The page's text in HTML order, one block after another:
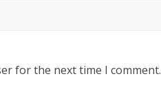
for the next time I comment.